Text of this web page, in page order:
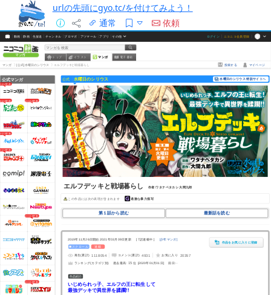
urlの先頭にgyo.tc/を付けてみよう！
通常
依頼